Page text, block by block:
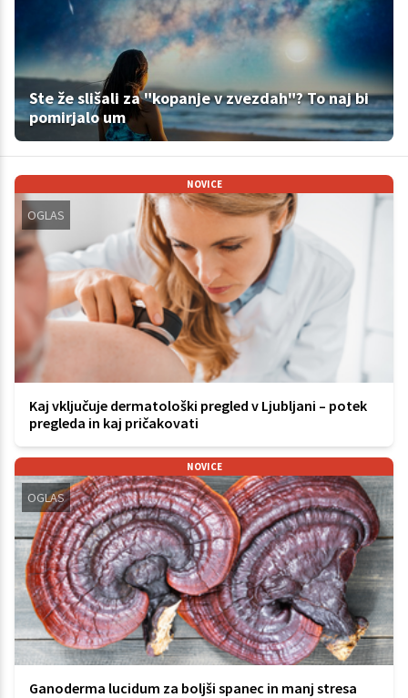
Ste že slišali za "kopanje v zvezdah"? To naj bi
pomirjalo um
NOVICE
OGLAS
Kaj vključuje dermatološki pregled v Ljubljani – potek
pregleda in kaj pričakovati
NOVICE
OGLAS
Ganoderma lucidum za boljši spanec in manj stresa